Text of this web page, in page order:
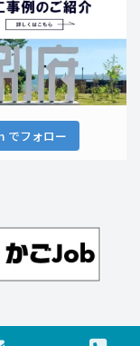
でフォロー
Reserved.